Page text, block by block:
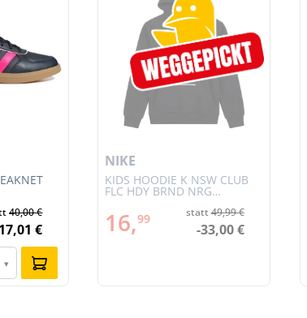
40,00 €
€
▾
KIDS HOODIE K NSW CLUB
FLC HDY BRND NRG
NIKE
16,99 statt49,99 €
-33,00 €